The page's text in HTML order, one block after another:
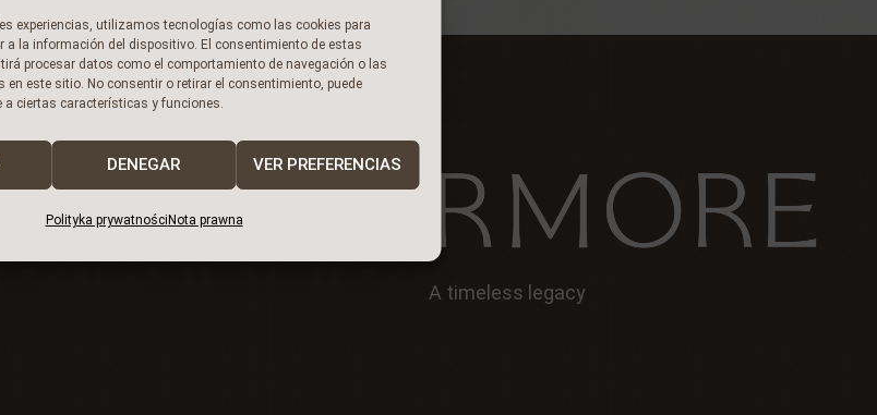
experiencias, utilizamos tecnologías como las cookies para
a la información del dispositivo. El consentimiento de estas
procesar datos como el comportamiento de navegación o las
en este sitio. No consentir o retirar el consentimiento, puede
a ciertas características y funciones.
DENEGAR VER PREFERENCIAS
Polityka prywatnościNota prawna
A timeless legacy